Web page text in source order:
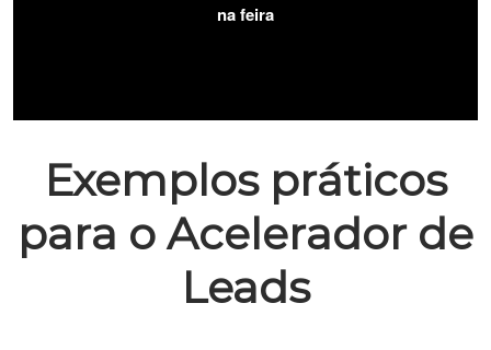
na feira
Exemplos práticos
para o Acelerador de
Leads